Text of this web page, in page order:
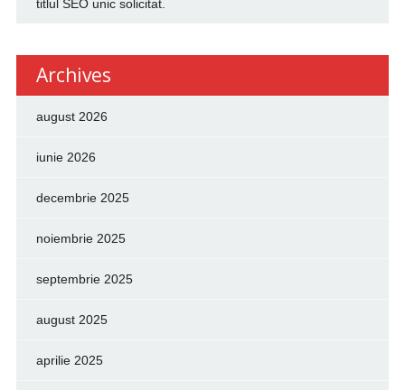
titlul SEO unic solicitat.
Archives
august 2026
iunie 2026
decembrie 2025
noiembrie 2025
septembrie 2025
august 2025
aprilie 2025